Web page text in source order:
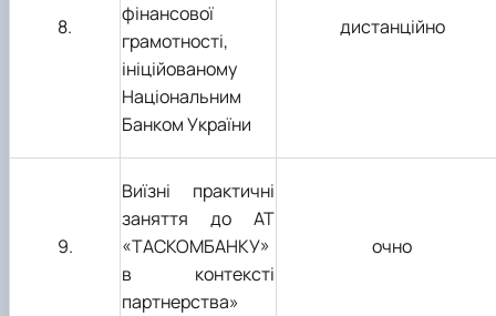
8.
фінансової
грамотності,
ініційованому
Національним
Банком України
дистанційно
9.
Виїзні практичні
заняття до АТ
«ТАСКОМБАНКУ»
в контексті
партнерства»
очно